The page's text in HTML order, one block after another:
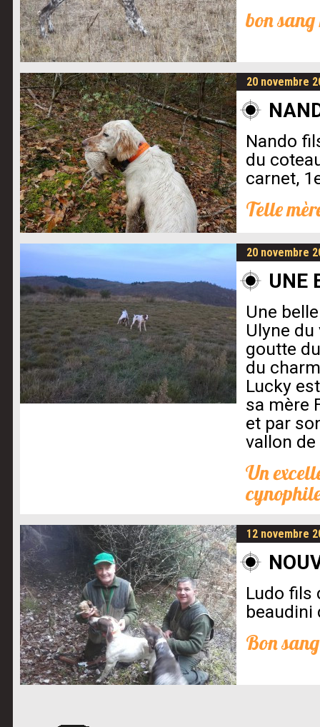
bon
20 novembre
Nando
du
carnet,
Telle
20 novembre
UNE
Une
Ulyne
goutte
du
Lucky
sa mère
et par
vallon
Un
12 novembre
Ludo fils
beaudini
Bon